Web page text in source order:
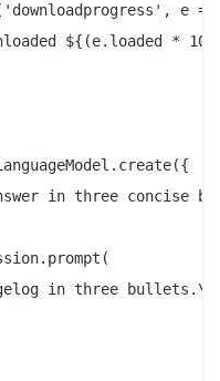
e =>
${(e.loaded *
in three concise
in three